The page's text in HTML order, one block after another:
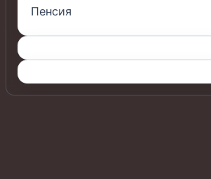
Пенсия